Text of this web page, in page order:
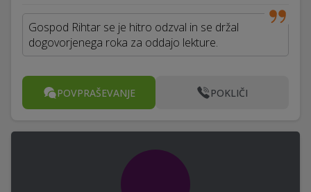
Gospod Rihtar se je hitro odzval in se držal
dogovorjenega roka za oddajo lekture.
POVPRAŠEVANJE POKLIČI